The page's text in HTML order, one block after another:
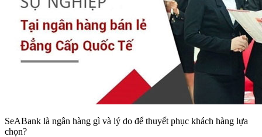
SeABank là ngân hàng gì và lý do để thuyết phục khách hàng lựa
chọn?